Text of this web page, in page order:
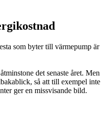
som byter till värmepump är
det senaste året. Men
så att till exempel inte
ger en missvisande bild.